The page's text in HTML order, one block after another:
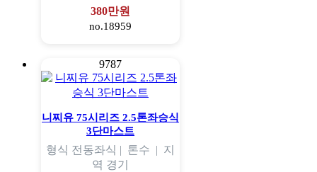
380만원
no.18959
9787
니찌유 75시리즈 2.5톤좌승식
3단마스트
형식 전동좌식 | 톤수 | 지
역 경기